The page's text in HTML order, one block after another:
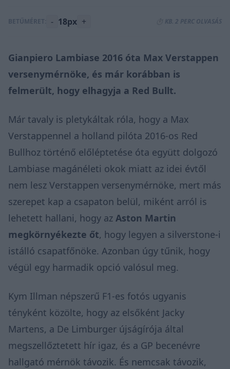
BETŰMÉRET: - 18px + ⏱️ KB. 2 PERC OLVASÁS
Gianpiero Lambiase 2016 óta Max Verstappen
versenymérnöke, és már korábban is
felmerült, hogy elhagyja a Red Bullt.
Már tavaly is pletykáltak róla, hogy a Max
Verstappennel a holland pilóta 2016-os Red
Bullhoz történő előléptetése óta együtt dolgozó
Lambiase magánéleti okok miatt az idei évtől
nem lesz Verstappen versenymérnöke, mert más
szerepet kap a csapaton belül, miként arról is
lehetett hallani, hogy az Aston Martin
megkörnyékezte őt, hogy legyen a silverstone-i
istálló csapatfőnöke. Azonban úgy tűnik, hogy
végül egy harmadik opció valósul meg.
Kym Illman népszerű F1-es fotós ugyanis
tényként közölte, hogy az elsőként Jacky
Martens, a De Limburger újságírója által
megszellőztetett hír igaz, és a GP becenévre
hallgató mérnök távozik. És nemcsak távozik,